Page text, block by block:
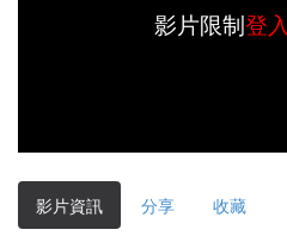
影片限制登入
影片資訊 分享 收藏